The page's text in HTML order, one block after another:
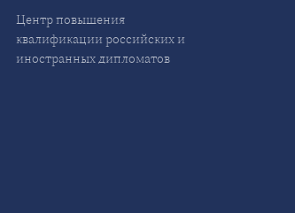
Центр повышения
квалификации российских и
иностранных дипломатов